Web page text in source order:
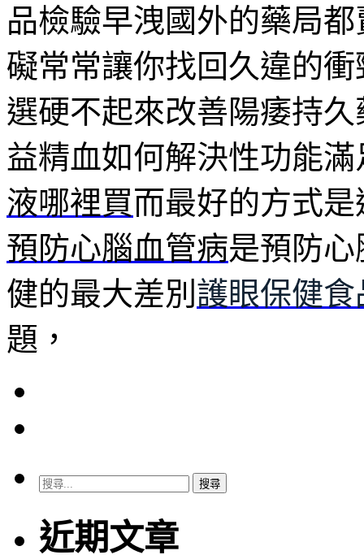
品檢驗早洩國外的藥局都
礙常常讓你找回久違的
選硬不起來改善陽痿持
益精血如何解決性功能
液哪裡買而最好的方式
預防心腦血管病是預防
健的最大差別 護眼保健食
題，
搜
關
鍵
近期文章